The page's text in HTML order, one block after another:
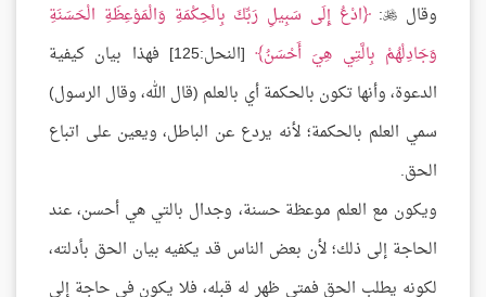
وقال 
: ادْعُ إِلَى سَبِيلِ رَبِّكَ بِالْحِكْمَةِ وَالْمَوْعِظَةِ الْحَسَنَةِ
وَجَادِلْهُمْ بِالَّتِي هِيَ أَحْسَنُ
[النحل:125] فهذا بيان كيفية
الدعوة، وأنها تكون بالحكمة أي بالعلم (قال الله، وقال الرسول)
سمي العلم بالحكمة؛ لأنه يردع عن الباطل، ويعين على اتباع
الحق.
ويكون مع العلم موعظة حسنة، وجدال بالتي هي أحسن، عند
الحاجة إلى ذلك؛ لأن بعض الناس قد يكفيه بيان الحق بأدلته،
لكونه يطلب الحق فمتى ظهر له قبله، فلا يكون في حاجة إلى